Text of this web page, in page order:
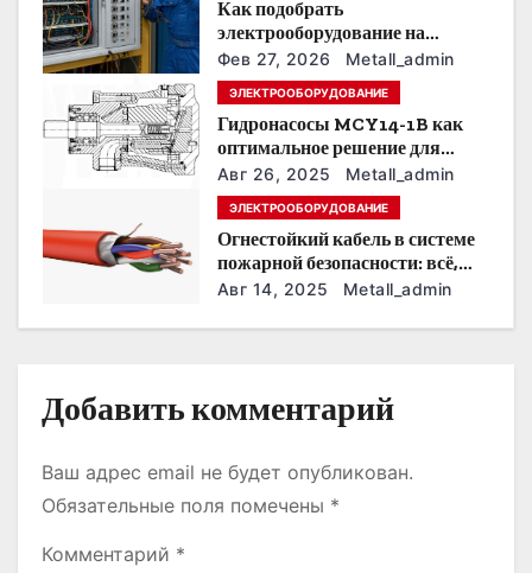
о
з
а
с
Как подобрать
электрооборудование на
предприятии под тяжелые
условия эксплуатации
Фев 27, 2026 Metall_admin
ЭЛЕКТРООБОРУДОВАНИЕ
Гидронасосы MCY14-1B как
оптимальное решение для
модернизации гидросистем
Авг 26, 2025 Metall_admin
ЭЛЕКТРООБОРУДОВАНИЕ
Огнестойкий кабель в системе
пожарной безопасности: всё,
что нужно знать
Авг 14, 2025 Metall_admin
Добавить комментарий
Ваш адрес email не будет опубликован.
Обязательные поля помечены *
Комментарий *